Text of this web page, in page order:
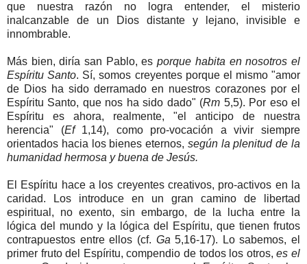
que nuestra razón no logra entender, el misterio
inalcanzable de un Dios distante y lejano, invisible e
innombrable.
Más bien, diría san Pablo, esporque habita en nosotros el
Espíritu Santo. Sí, somos creyentes porque el mismo "amor
de Dios ha sido derramado en nuestros corazones por el
Espíritu Santo, que nos ha sido dado" (Rm 5,5). Por eso el
Espíritu es ahora, realmente, "el anticipo de nuestra
herencia" (Ef1,14), como pro-vocación a vivir siempre
orientados hacia los bienes eternos, según la plenitud de la
humanidad hermosa y buena de Jesús.
El Espíritu hace a los creyentes creativos, pro-activos en la
caridad. Los introduce en un gran camino de libertad
espiritual, no exento, sin embargo, de la lucha entre la
lógica del mundo y la lógica del Espíritu, que tienen frutos
contrapuestos entre ellos (cf. Ga 5,16-17). Lo sabemos, el
primer fruto del Espíritu, compendio de todos los otros,es el